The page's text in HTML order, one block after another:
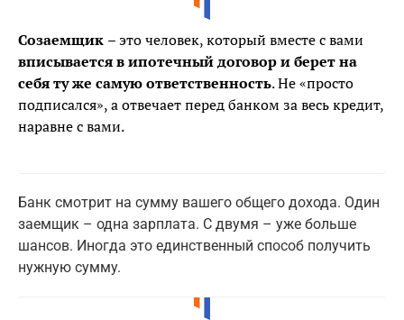
Созаемщик – это человек, который вместе с вами
вписывается в ипотечный договор и берет на
себя ту же самую ответственность. Не «просто
подписался», а отвечает перед банком за весь кредит,
наравне с вами.
Банк смотрит на сумму вашего общего дохода. Один
заемщик – одна зарплата. С двумя – уже больше
шансов. Иногда это единственный способ получить
нужную сумму.